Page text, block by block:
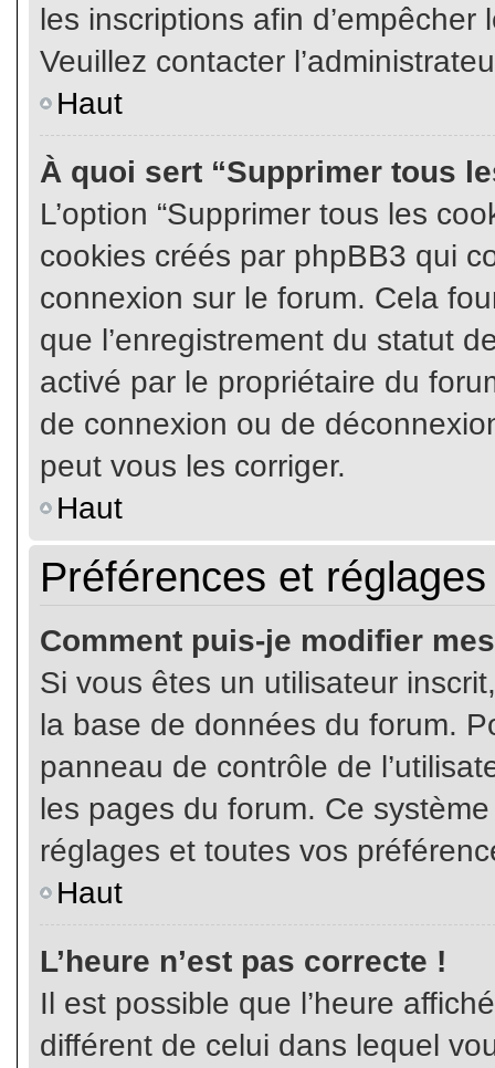
les inscriptions afin d’empêcher
Veuillez contacter
Haut
À quoi sert “Supprimer tous
L’option “Supprimer tous les
cookies créés par phpBB3 qui
connexion sur le forum. Cela
que l’enregistrement du statut
activé par le propriétaire du
de connexion ou de
peut vous les corriger.
Haut
Préférences et
Comment puis-je modifier
Si vous êtes un utilisateur
la base de données du forum.
panneau de contrôle de
les pages du forum. Ce
réglages et toutes vos
Haut
L’heure n’est pas correcte !
Il est possible que l’heure
différent de celui dans lequel